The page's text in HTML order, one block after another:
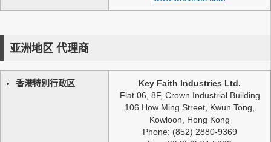
亚洲地区 代理商
香港特別行政区
Key Faith Industries Ltd.
Flat 06, 8F, Crown Industrial Building
106 How Ming Street, Kwun Tong,
Kowloon, Hong Kong
Phone: (852) 2880-9369